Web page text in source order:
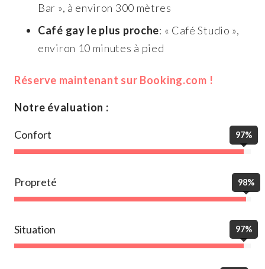
Bar », à environ 300 mètres
Café gay le plus proche: « Café Studio »,
environ 10 minutes à pied
Réserve maintenant sur Booking.com !
Notre évaluation :
Confort 97%
Propreté 98%
Situation 97%